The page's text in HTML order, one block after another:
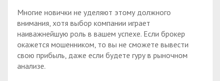
Многие новички не уделяют этому должного
внимания, хотя выбор компании играет
наиважнейшую роль в вашем успехе. Если брокер
окажется мошенником, то вы не сможете вывести
свою прибыль, даже если будете гуру в рыночном
анализе.